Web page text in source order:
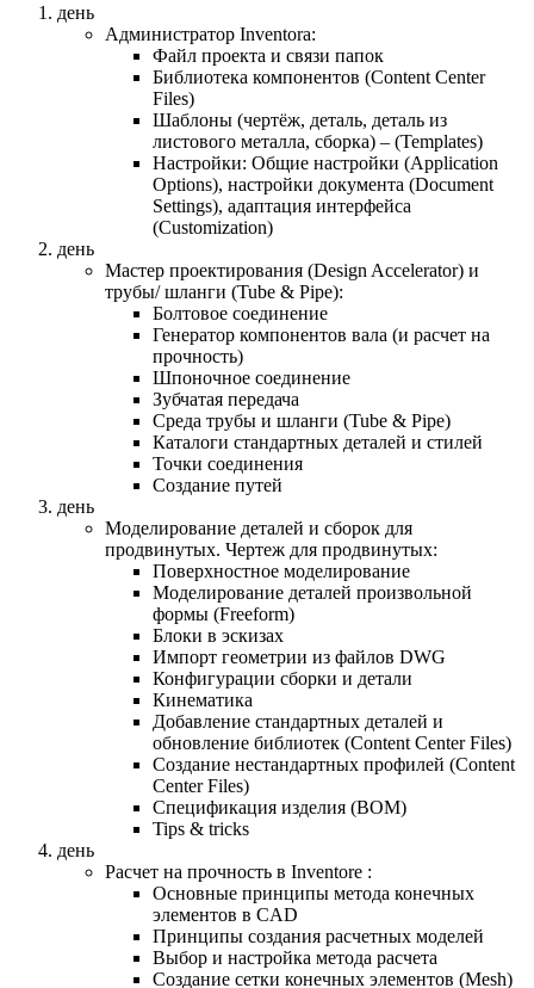
день
Администратор Inventorа:
Файл проекта и связи папок
Библиотека компонентов (Content Center
Files)
Шаблоны (чертёж, деталь, деталь из
листового металла, сборка) – (Templates)
Настройки: Общие настройки (Application
Options), настройки документа (Document
Settings), адаптация интерфейса
(Customization)
день
Mастер проектирования (Design Accelerator) и
трубы/ шланги (Tube & Pipe):
Болтовое соединение
Генератор компонентов вала (и pасчет на
прочность)
Шпоночное соединение
Зубчатая передача
Среда трубы и шланги (Tube & Pipe)
Каталоги стандартных деталей и стилей
Точки соединения
Создание путей
день
Моделирование деталей и сборок для
продвинутых. Чертеж для продвинутых:
Поверхностное моделирование
Моделирование деталей произвольной
формы (Freeform)
Блоки в эскизах
Импорт геометрии из файлов DWG
Конфигурации сборки и детали
Кинематика
Добавление стандартных деталей и
обновление библиотек (Content Center Files)
Создание нестандартных профилей (Content
Center Files)
Спецификация изделия (BOM)
Tips & tricks
день
Расчет на прочность в Inventorе :
Основные принципы методa конечных
элементов в CAD
Принципы создания расчетных моделей
Выбор и настройка метода расчета
Создание сетки конечных элементов (Mesh)